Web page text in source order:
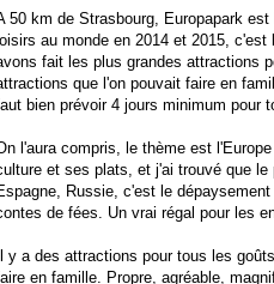
50 km de Strasbourg, Europapark
au monde en 2014 et 2015,
fait les plus grandes attractions
que l'on pouvait faire en
bien prévoir 4 jours minimum pour
l'aura compris, le thème est
et ses plats, et j'ai trouvé que
Russie, c'est le
de fées. Un vrai régal pour les
y a des attractions pour tous les
en famille. Propre, agréable,